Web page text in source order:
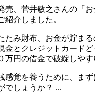
売、菅井敏之さんの『
紹介しました。
たみ財布、お金が貯ま
金とクレジットカード
万円の借金で破綻しやす
感覚を養うために、ま
でしょうか？ ...